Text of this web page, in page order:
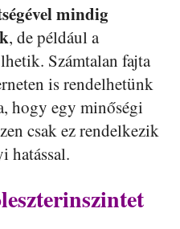
mindig
, de például a
Számtalan fajta
is rendelhetünk
hogy egy minőségi
csak ez rendelkezik
hatással.